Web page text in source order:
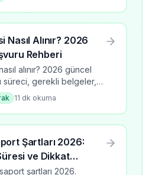
Nasıl Alınır? 2026
Rehberi
alınır? 2026 güncel
süreci, gerekli belgeler,
Adım adım umre vize
11 dk okuma
Şartları 2026:
ve Dikkat
şartları 2026.